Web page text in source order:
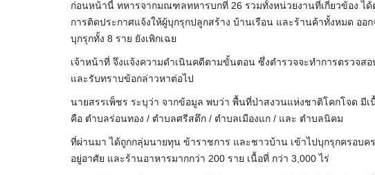
ก่อนหน้านี้ ทหารจากมณฑลทหารบกที่ 26 รวมทั้งหน่วยงานที่เกี่ยวข้อง ไ
การติดประกาศแจ้งให้ผู้บุกรุกปลูกสร้าง บ้านเรือน และร้านค้าทั้งหมด อ
บุกรุกทั้ง 8 ราย ยังเพิกเฉย
เจ้าหน้าที่ จึงแจ้งความดำเนินคดีตามขั้นตอน ซึ่งตำรวจจะทำการตรวจส
และรับทราบข้อกล่าวหาต่อไป
นายสรรเพ็ชร ระบุว่า จากข้อมูล พบว่า พื้นที่ป่าสงวนแห่งชาติโคกโจด มี
คือ ตำบลร่อนทอง / ตำบลศรีสตึก / ตำบลเมืองแก / และ ตำบลนิคม
ที่ผ่านมา ได้ถูกกลุ่มนายทุน ข้าราชการ และชาวบ้าน เข้าไปบุกรุกครอบค
อยู่อาศัย และร้านอาหารมากกว่า 200 ราย เนื้อที่ กว่า 3,000 ไร่